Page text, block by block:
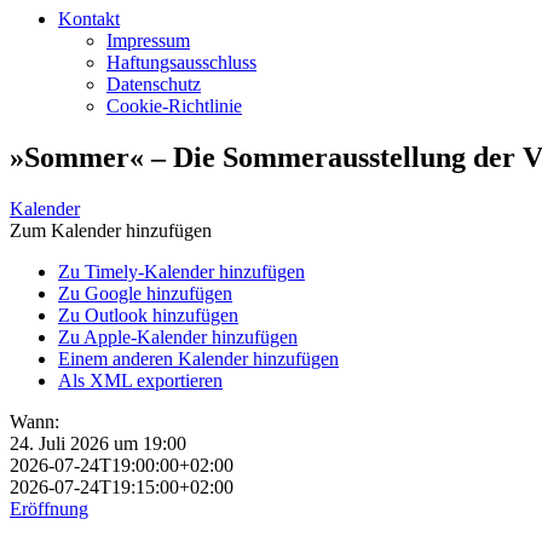
Kontakt
Impressum
Haftungsausschluss
Datenschutz
Cookie-Richtlinie
»Sommer« – Die Sommerausstellung der
Kalender
Zum Kalender hinzufügen
Zu Timely-Kalender hinzufügen
Zu Google hinzufügen
Zu Outlook hinzufügen
Zu Apple-Kalender hinzufügen
Einem anderen Kalender hinzufügen
Als XML exportieren
Wann:
24. Juli 2026 um 19:00
2026-07-24T19:00:00+02:00
2026-07-24T19:15:00+02:00
Eröffnung